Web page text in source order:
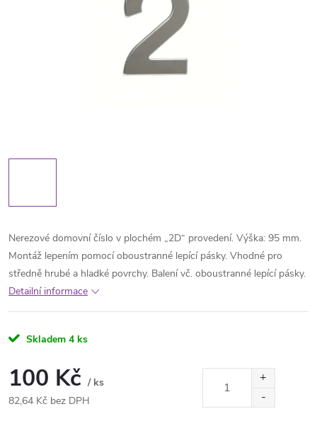
Nerezové domovní číslo v plochém „2D“ provedení. Výška: 95 mm.
Montáž lepením pomocí oboustranné lepící pásky. Vhodné pro
středně hrubé a hladké povrchy. Balení vč. oboustranné lepící pásky.
Detailní informace
Skladem 4 ks
100 Kč / ks
82,64 Kč bez DPH